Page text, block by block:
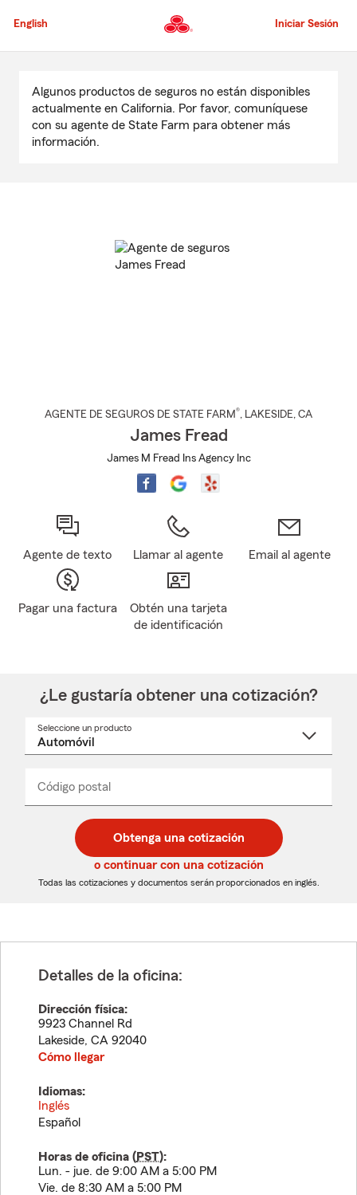
al
principal
English Iniciar Sesión
contenido
principal
Algunos productos de seguros no están disponibles
actualmente en California. Por favor, comuníquese
con su agente de State Farm para obtener más
información.
AGENTE DE SEGUROS DE STATE FARM®, LAKESIDE, CA
James Fread
James M Fread Ins Agency Inc
Agente de texto Llamar al agente Email al agente
Pagar una factura
Obtén una tarjeta
de identificación
¿Le gustaría obtener una cotización?
Seleccione un producto
desplegable
Código postal
de
5
dígitos
de
5
dígitos
_____
Obtenga una cotización
o continuar con una cotización
Todas las cotizaciones y documentos serán proporcionados en inglés.
Detalles de la oficina:
Dirección física:
9923 Channel Rd
Lakeside, CA 92040
Cómo llegar
Idiomas:
Inglés
Español
Horas de oficina (PST):
Lun. - jue. de 9:00 AM a 5:00 PM
Vie. de 8:30 AM a 5:00 PM